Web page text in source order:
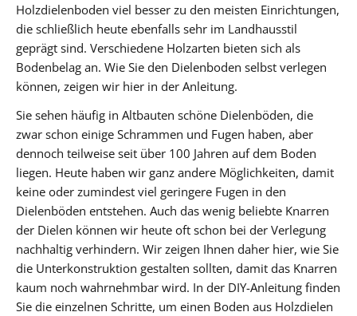
Holzdielenboden viel besser zu den meisten Einrichtungen,
die schließlich heute ebenfalls sehr im Landhausstil
geprägt sind. Verschiedene Holzarten bieten sich als
Bodenbelag an. Wie Sie den Dielenboden selbst verlegen
können, zeigen wir hier in der Anleitung.
Sie sehen häufig in Altbauten schöne Dielenböden, die
zwar schon einige Schrammen und Fugen haben, aber
dennoch teilweise seit über 100 Jahren auf dem Boden
liegen. Heute haben wir ganz andere Möglichkeiten, damit
keine oder zumindest viel geringere Fugen in den
Dielenböden entstehen. Auch das wenig beliebte Knarren
der Dielen können wir heute oft schon bei der Verlegung
nachhaltig verhindern. Wir zeigen Ihnen daher hier, wie Sie
die Unterkonstruktion gestalten sollten, damit das Knarren
kaum noch wahrnehmbar wird. In der DIY-Anleitung finden
Sie die einzelnen Schritte, um einen Boden aus Holzdielen